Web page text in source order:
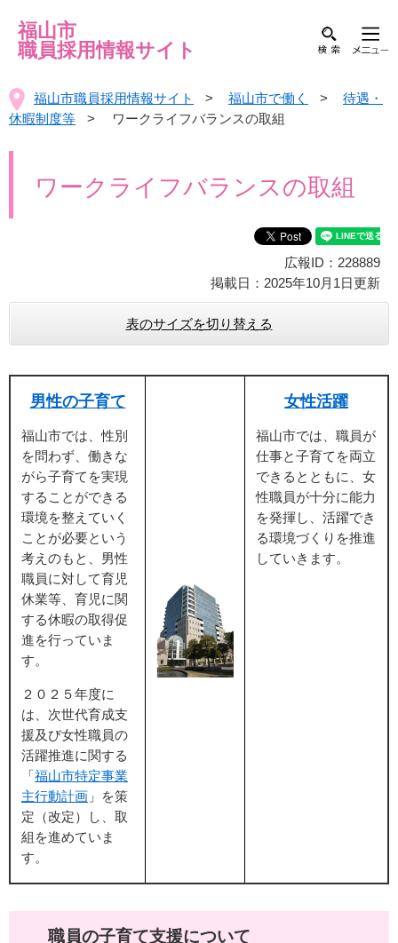
福山市
職員採用情報サイト
福山市職員採用情報サイト > 福山市で働く >
待遇・
休暇制度等
> ワークライフバランスの取組
ワークライフバランスの取組
広報ID：228889
掲載日：2025年10月1日更新
表のサイズを切り替える
男性の子育て
福山市では、性別
を問わず、働きな
がら子育てを実現
することができる
環境を整えていく
ことが必要という
考えのもと、男性
職員に対して育児
休業等、育児に関
する休暇の取得促
進を行っていま
す。
２０２５年度に
は、次世代育成支
援及び女性職員の
活躍推進に関する
「福山市特定事業
主行動計画」を策
定（改定）し、取
組を進めていま
す。
女性活躍
福山市では、職員が
仕事と子育てを両立
できるとともに、女
性職員が十分に能力
を発揮し、活躍でき
る環境づくりを推進
していきます。
職員の子育て支援について​